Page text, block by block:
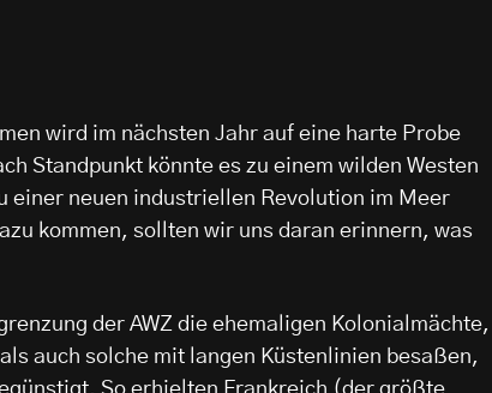
wird im nächsten Jahr auf eine harte Probe
Standpunkt könnte es zu einem wilden Westen
einer neuen industriellen Revolution im Meer
kommen, sollten wir uns daran erinnern, was
der AWZ die ehemaligen Kolonialmächte,
auch solche mit langen Küstenlinien besaßen,